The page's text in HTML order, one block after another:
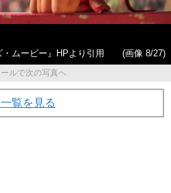
・ムービー』HPより引用
(画像 8/27)
ルで次の写真へ
覧を見る